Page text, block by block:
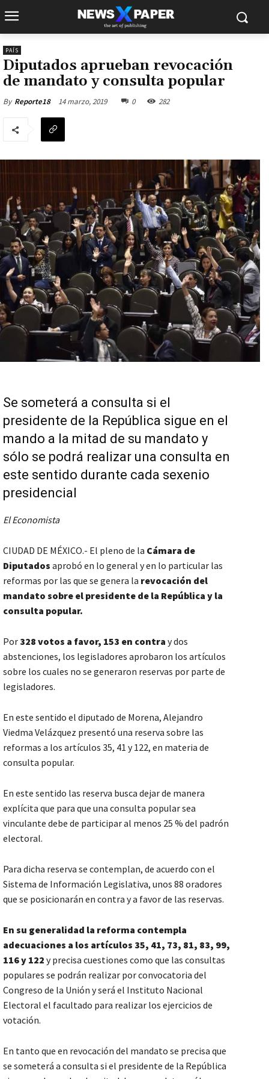
PAÍS
Diputados aprueban revocación
de mandato y consulta popular
By Reporte18 14 marzo, 2019 0 282
Se someterá a consulta si el
presidente de la República sigue en el
mando a la mitad de su mandato y
sólo se podrá realizar una consulta en
este sentido durante cada sexenio
presidencial
El Economista
CIUDAD DE MÉXICO.- El pleno de la Cámara de
Diputados aprobó en lo general y en lo particular las
reformas por las que se genera la revocación del
mandato sobre el presidente de la República y la
consulta popular.
Por 328 votos a favor, 153 en contra y dos
abstenciones, los legisladores aprobaron los artículos
sobre los cuales no se generaron reservas por parte de
legisladores.
En este sentido el diputado de Morena, Alejandro
Viedma Velázquez presentó una reserva sobre las
reformas a los artículos 35, 41 y 122, en materia de
consulta popular.
En este sentido las reserva busca dejar de manera
explícita que para que una consulta popular sea
vinculante debe de participar al menos 25 % del padrón
electoral.
Para dicha reserva se contemplan, de acuerdo con el
Sistema de Información Legislativa, unos 88 oradores
que se posicionarán en contra y a favor de las reservas.
En su generalidad la reforma contempla
adecuaciones a los artículos 35, 41, 73, 81, 83, 99,
116 y 122 y precisa cuestiones como que las consultas
populares se podrán realizar por convocatoria del
Congreso de la Unión y será el Instituto Nacional
Electoral el facultado para realizar los ejercicios de
votación.
En tanto que en revocación del mandato se precisa que
se someterá a consulta si el presidente de la República